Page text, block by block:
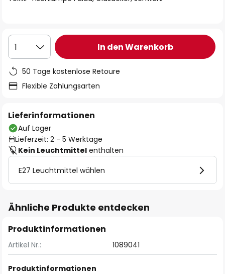
1 In den Warenkorb
50 Tage kostenlose Retoure
Flexible Zahlungsarten
Lieferinformationen
Auf Lager
Lieferzeit: 2 - 5 Werktage
Kein Leuchtmittel enthalten
E27 Leuchtmittel wählen
Ähnliche Produkte entdecken
Produktinformationen
Artikel Nr.: 1089041
Produktinformationen